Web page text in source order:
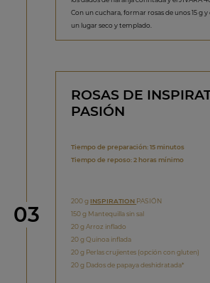
Con un cuchara, formar rosas de unos 15 g y
un lugar seco y templado.
Paso
03
ROSAS DE
PASIÓN
Tiempo de preparación: 15 minutos
Tiempo de reposo: 2 horas mínimo
200 g INSPIRATION PASIÓN
150 g Mantequilla sin sal
20 g Arroz inflado
20 g Quinoa inflada
20 g Perlas crujientes (opción con gluten)
20 g Dados de papaya deshidratada*